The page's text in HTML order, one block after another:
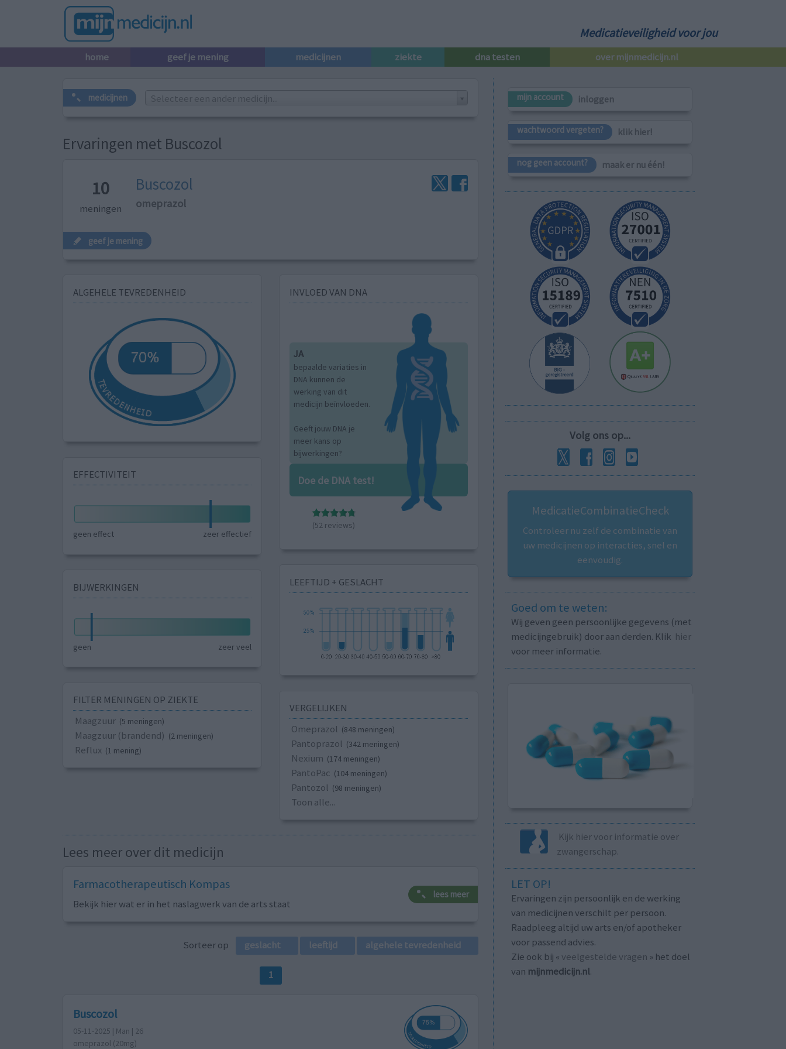
Medicatieveiligheid voor jou
home geef je mening medicijnen ziekte dna testen over mijnmedicijn.nl
medicijnen Selecteer een ander medicijn...
Ervaringen met Buscozol
10
meningen
Buscozol
omeprazol
geef je mening
ALGEHELE TEVREDENHEID
EFFECTIVITEIT
geen effect zeer effectief
BIJWERKINGEN
geen zeer veel
FILTER MENINGEN OP ZIEKTE
Maagzuur (5 meningen)
Maagzuur (brandend) (2 meningen)
Reflux (1 mening)
INVLOED VAN DNA
JA
bepaalde variaties in
DNA kunnen de
werking van dit
medicijn beïnvloeden.
Geeft jouw DNA je
meer kans op
bijwerkingen?
Doe de DNA test!
(52 reviews)
LEEFTIJD + GESLACHT
VERGELIJKEN
Omeprazol (848 meningen)
Pantoprazol (342 meningen)
Nexium (174 meningen)
PantoPac (104 meningen)
Pantozol (98 meningen)
Toon alle...
Lees meer over dit medicijn
Farmacotherapeutisch Kompas
Bekijk hier wat er in het naslagwerk van de arts staat
lees meer
Sorteer op geslacht leeftijd algehele tevredenheid
1
Buscozol
05-11-2025 | Man | 26
omeprazol (20mg)
mijn account inloggen
wachtwoord vergeten? klik hier!
nog geen account? maak er nu één!
Volg ons op...
MedicatieCombinatieCheck
Controleer nu zelf de combinatie van
uw medicijnen op interacties, snel en
eenvoudig.
Goed om te weten:
Wij geven geen persoonlijke gegevens (met
medicijngebruik) door aan derden. Klik hier
voor meer informatie.
Kijk hier voor informatie over
zwangerschap.
LET OP!
Ervaringen zijn persoonlijk en de werking
van medicijnen verschilt per persoon.
Raadpleeg altijd uw arts en/of apotheker
voor passend advies.
Zie ook bij « veelgestelde vragen » het doel
van mijnmedicijn.nl.